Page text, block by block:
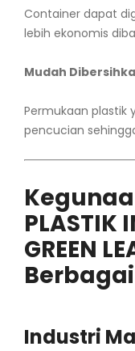
Container dapat
lebih ekonomis
Mudah
Permukaan plastik
pencucian
PLASTIK
GREEN
Industri